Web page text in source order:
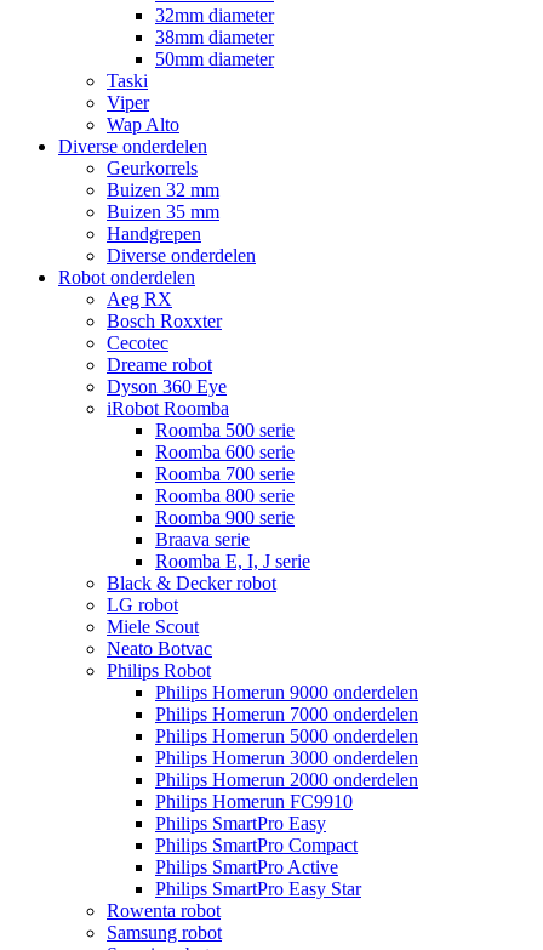
32mm diameter
38mm diameter
50mm diameter
Taski
Viper
Wap Alto
Diverse onderdelen
Geurkorrels
Buizen 32 mm
Buizen 35 mm
Handgrepen
Diverse onderdelen
Robot onderdelen
Aeg RX
Bosch Roxxter
Cecotec
Dreame robot
Dyson 360 Eye
iRobot Roomba
Roomba 500 serie
Roomba 600 serie
Roomba 700 serie
Roomba 800 serie
Roomba 900 serie
Braava serie
Roomba E, I, J serie
Black & Decker robot
LG robot
Miele Scout
Neato Botvac
Philips Robot
Philips Homerun 9000 onderdelen
Philips Homerun 7000 onderdelen
Philips Homerun 5000 onderdelen
Philips Homerun 3000 onderdelen
Philips Homerun 2000 onderdelen
Philips Homerun FC9910
Philips SmartPro Easy
Philips SmartPro Compact
Philips SmartPro Active
Philips SmartPro Easy Star
Rowenta robot
Samsung robot